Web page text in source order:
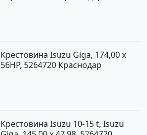
Крестовина Isuzu Giga, 174,00 x
56HP, 5264720 Краснодар
Крестовина Isuzu 10-15 t, Isuzu